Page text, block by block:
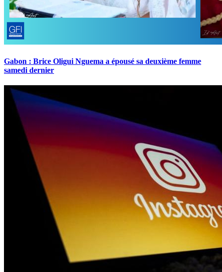
Gabon : Brice Oligui Nguema a épousé sa deuxième femme
samedi dernier